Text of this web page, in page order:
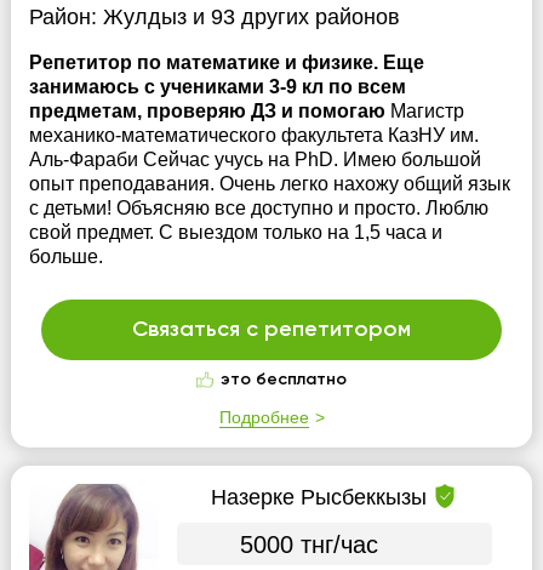
Район: Жулдызи 93 других районов
Репетитор по математике и физике. Еще
занимаюсь с учениками 3-9 кл по всем
предметам, проверяю ДЗ и помогаю Магистр
механико-математического факультета КазНУ им.
Аль-Фараби Сейчас учусь на PhD. Имею большой
опыт преподавания. Очень легко нахожу общий язык
с детьми! Объясняю все доступно и просто. Люблю
свой предмет. С выездом только на 1,5 часа и
больше.
Связаться с репетитором
это бесплатно
Подробнее
Назерке Рысбеккызы
5000 тнг/час